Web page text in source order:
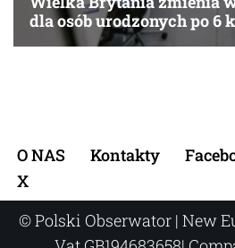
O NAS Kontakty
X
© Polski Obserwator | New